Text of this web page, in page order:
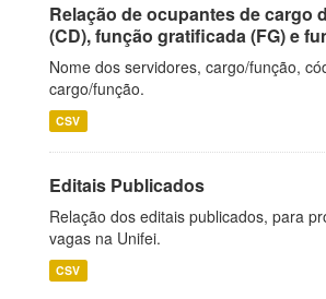
Relação de ocupantes de cargo
(CD), função gratificada (FG) e
Nome dos servidores, cargo/função,
cargo/função.
CSV
Editais Publicados
Relação dos editais publicados, para
vagas na Unifei.
CSV